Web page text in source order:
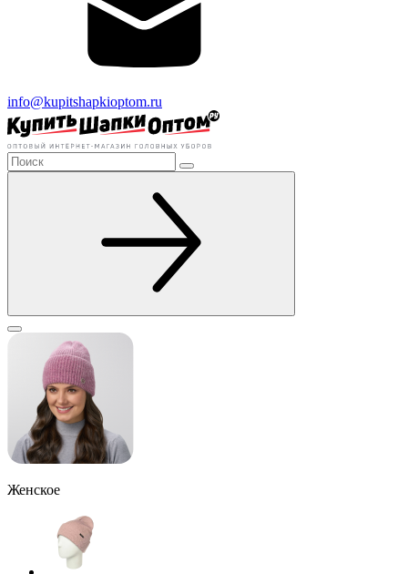
info@kupitshapkioptom.ru
Женское